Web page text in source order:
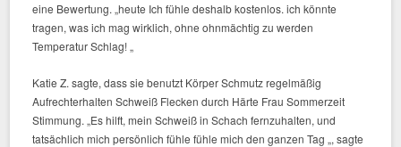
eine Bewertung. „heute Ich fühle deshalb kostenlos. ich könnte
tragen, was ich mag wirklich, ohne ohnmächtig zu werden
Temperatur Schlag! „
Katie Z. sagte, dass sie benutzt Körper Schmutz regelmäßig
Aufrechterhalten Schweiß Flecken durch Härte Frau Sommerzeit
Stimmung. „Es hilft, mein Schweiß in Schach fernzuhalten, und
tatsächlich mich persönlich fühle fühle mich den ganzen Tag „, sagte